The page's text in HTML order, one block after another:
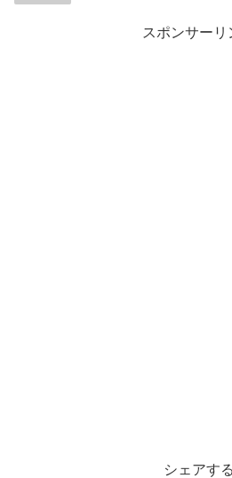
スポンサーリ
シェアする